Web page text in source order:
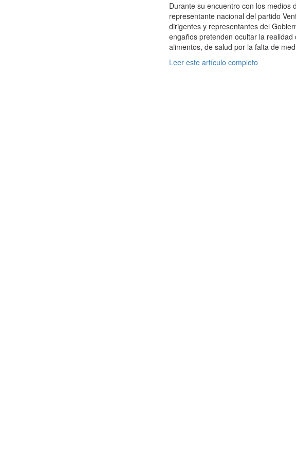
Durante su encuentro con los medios
representante nacional del partido
dirigentes y representantes del
engaños pretenden ocultar la
alimentos, de salud por la falta de
Leer este artículo completo